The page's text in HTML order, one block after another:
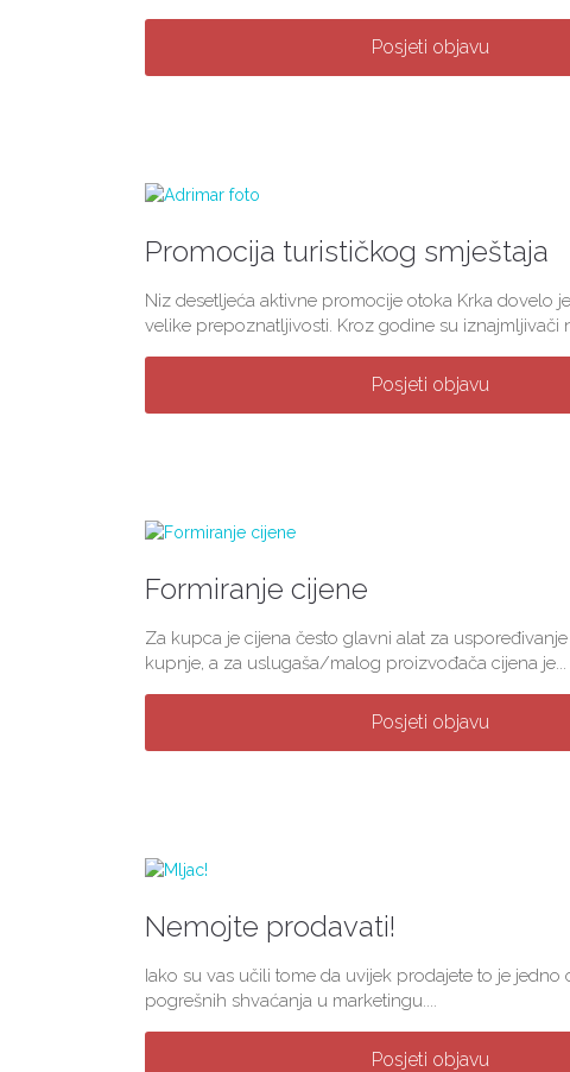
Posjeti objavu
Promocija turističkog smještaja
Niz desetljeća aktivne promocije otoka Krka dovelo
velike prepoznatljivosti. Kroz godine su iznajmljivači
Posjeti objavu
Formiranje cijene
Za kupca je cijena često glavni alat za
kupnje, a za uslugaša/malog proizvođača cijena je...
Posjeti objavu
Nemojte prodavati!
Iako su vas učili tome da uvijek prodajete to je jedno
pogrešnih shvaćanja u marketingu....
Posjeti objavu